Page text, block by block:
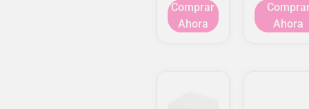
Comprar
Ahora
Ahora